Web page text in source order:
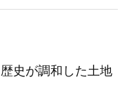
史が調和した土地